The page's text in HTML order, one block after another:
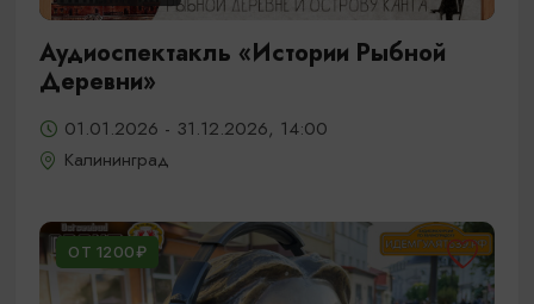
Аудиоспектакль «Истории Рыбной
Деревни»
01.01.2026 - 31.12.2026, 14:00
Калининград
ОТ 1200₽